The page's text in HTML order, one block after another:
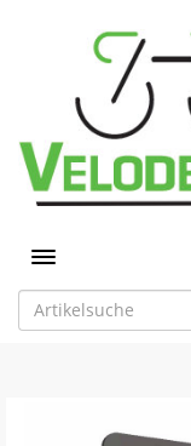
Toggle navigation